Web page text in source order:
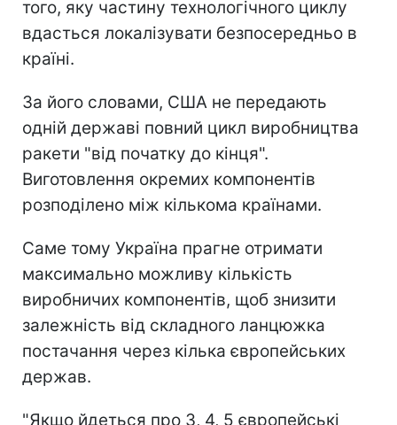
того, яку частину технологічного циклу
вдасться локалізувати безпосередньо в
країні.
За його словами, США не передають
одній державі повний цикл виробництва
ракети "від початку до кінця".
Виготовлення окремих компонентів
розподілено між кількома країнами.
Саме тому Україна прагне отримати
максимально можливу кількість
виробничих компонентів, щоб знизити
залежність від складного ланцюжка
постачання через кілька європейських
держав.
"Якщо йдеться про 3, 4, 5 європейські